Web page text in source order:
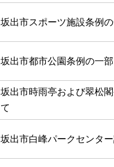
坂出市スポーツ施設条例
坂出市都市公園条例の一
坂出市時雨亭および翠松
て
坂出市白峰パークセンタ